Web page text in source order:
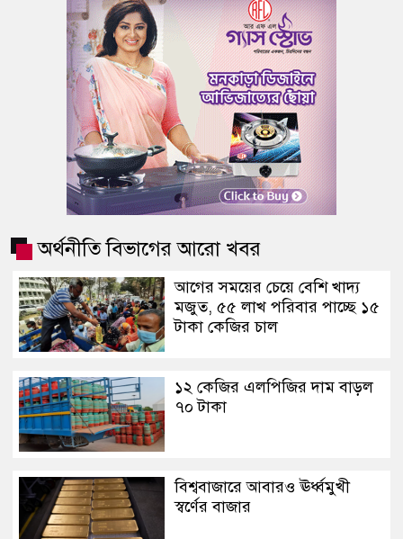
অর্থনীতি বিভাগের আরো খবর
আগের সময়ের চেয়ে বেশি খাদ্য
মজুত, ৫৫ লাখ পরিবার পাচ্ছে ১৫
টাকা কেজির চাল
১২ কেজির এলপিজির দাম বাড়ল
৭০ টাকা
বিশ্ববাজারে আবারও ঊর্ধ্বমুখী
স্বর্ণের বাজার